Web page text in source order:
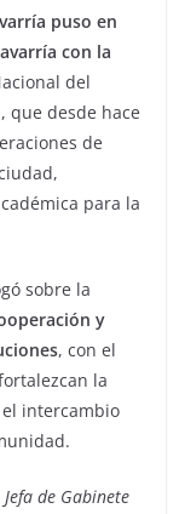
puso en
con la
del
que desde hace
de
para la
sobre la
y
, con el
la
intercambio
Jefa de Gabinete